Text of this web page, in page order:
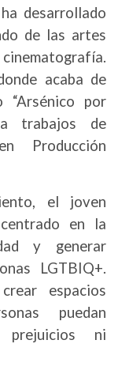
desarrollado
de las artes
acaba de
por
trabajos de
Producción
el joven
en la
y generar
LGTBIQ+.
espacios
puedan
prejuicios ni